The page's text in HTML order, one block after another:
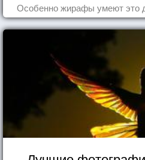
Особенно жирафы умеют это